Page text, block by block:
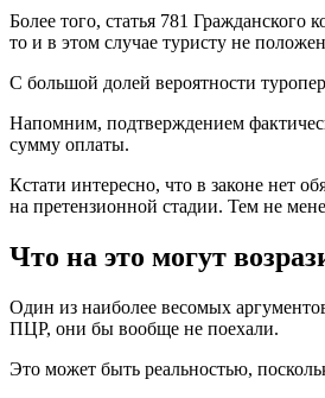
Более того, статья 781 Гражданского
то и в этом случае туристу не
С большой долей вероятности
Напомним, подтверждением
сумму оплаты.
Кстати интересно, что в законе нет
на претензионной стадии. Тем не
Что на это могут
Один из наиболее весомых
ПЦР, они бы вообще не поехали.
Это может быть реальностью,